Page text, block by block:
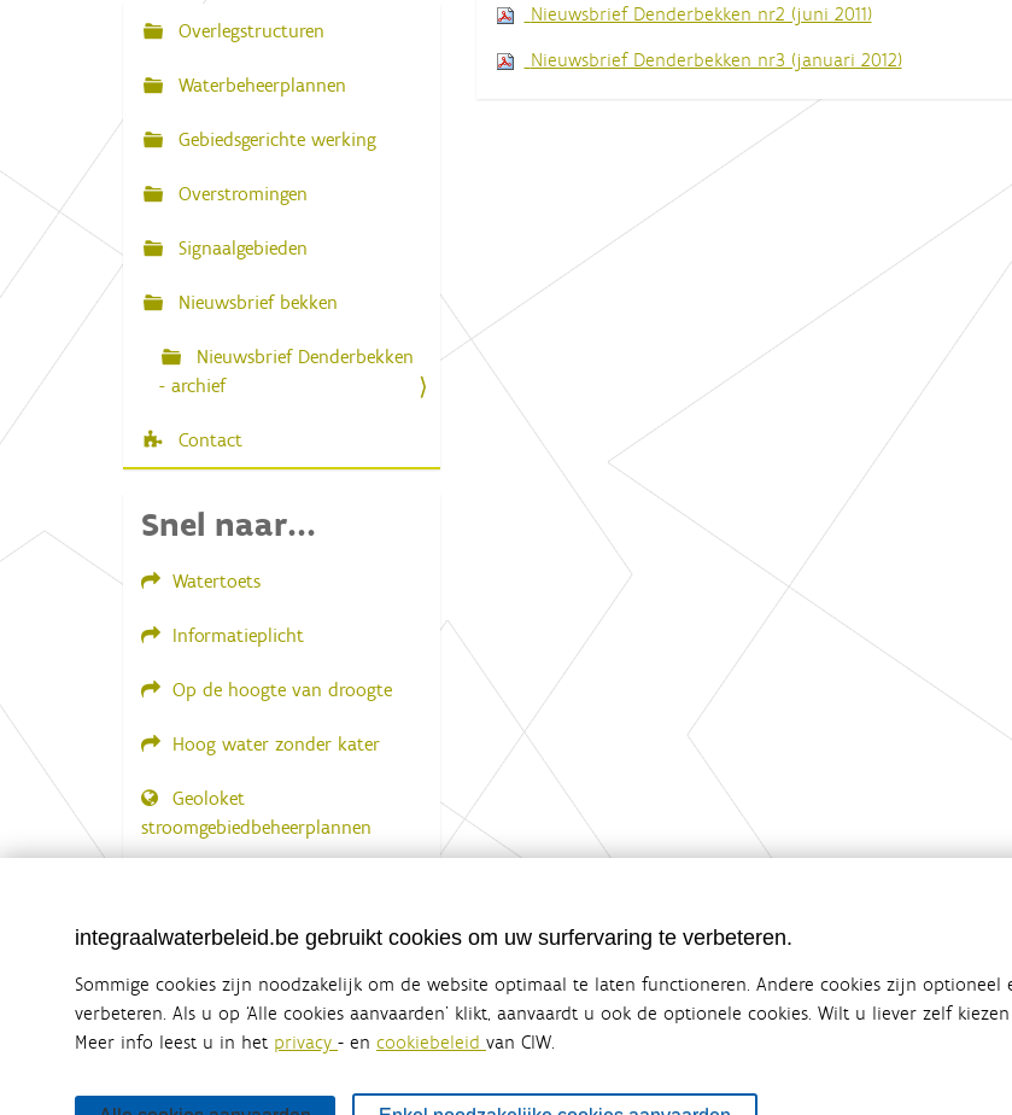
Nieuwsbrief Denderbekken nr2 (juni 2011)
Nieuwsbrief Denderbekken nr3 (januari 2012)
N
a
i
g
t
Overlegstructuren
Waterbeheerplannen
Gebiedsgerichte werking
Overstromingen
Signaalgebieden
Nieuwsbrief bekken
Nieuwsbrief Denderbekken
- archief
Contact
Snel naar...
Watertoets
Informatieplicht
Op de hoogte van droogte
Hoog water zonder kater
Geoloket
stroomgebiedbeheerplannen
integraalwaterbeleid.be gebruikt cookies om uw surfervaring te verbeteren.
Sommige cookies zijn noodzakelijk om de website optimaal te laten functioneren. Andere cookies zijn
verbeteren. Als u op ‘Alle cookies aanvaarden’ klikt, aanvaardt u ook de optionele cookies. Wilt u liever zelf
Meer info leest u in het privacy - en cookiebeleid van CIW.
Integraalwaterbeleid.be is een officiële website van de Vlaamse overheid
De Coördinatiecommissie Integraal Waterbeleid (CIW) is een overlegplatform van de diverse beleidsdomeinen en